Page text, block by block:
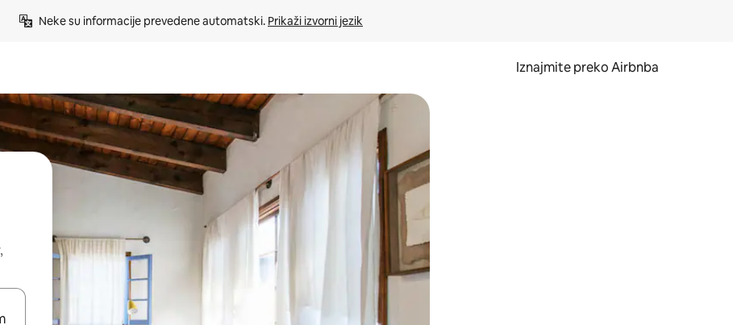
Neke su informacije prevedene automatski. Prikaži izvorni jezik
Iznajmite preko Airbnba
koristeći se strelicama prema gore i prema dolje, kao i dodirom ili prelaskom prstom po zaslonu.